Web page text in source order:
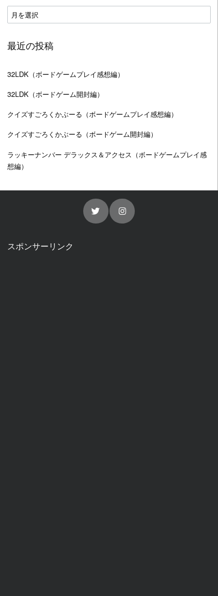
ア
ー
イ
最近の投稿
32LDK（ボードゲームプレイ感想編）
32LDK（ボードゲーム開封編）
クイズすごろくかぶーる（ボードゲームプレイ感想編）
クイズすごろくかぶーる（ボードゲーム開封編）
ラッキーナンバー デラックス＆アクセス（ボードゲームプレイ感
想編）
スポンサーリンク